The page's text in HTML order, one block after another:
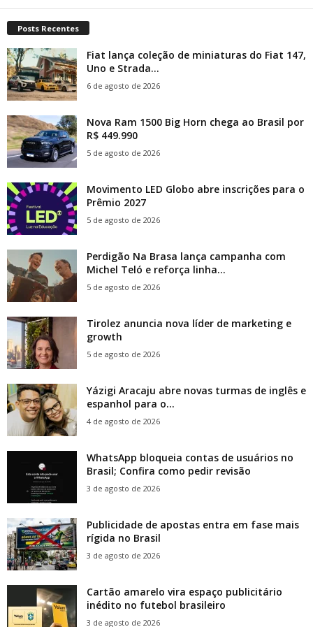
Posts Recentes
Fiat lança coleção de miniaturas do Fiat 147,
Uno e Strada...
6 de agosto de 2026
Nova Ram 1500 Big Horn chega ao Brasil por
R$ 449.990
5 de agosto de 2026
Movimento LED Globo abre inscrições para o
Prêmio 2027
5 de agosto de 2026
Perdigão Na Brasa lança campanha com
Michel Teló e reforça linha...
5 de agosto de 2026
Tirolez anuncia nova líder de marketing e
growth
5 de agosto de 2026
Yázigi Aracaju abre novas turmas de inglês e
espanhol para o...
4 de agosto de 2026
WhatsApp bloqueia contas de usuários no
Brasil; Confira como pedir revisão
3 de agosto de 2026
Publicidade de apostas entra em fase mais
rígida no Brasil
3 de agosto de 2026
Cartão amarelo vira espaço publicitário
inédito no futebol brasileiro
3 de agosto de 2026